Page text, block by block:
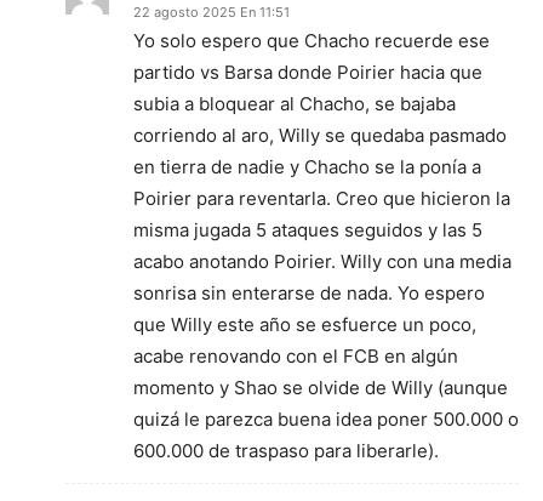
22 agosto 2025 En 11:51
Yo solo espero que Chacho recuerde ese
partido vs Barsa donde Poirier hacia que
subia a bloquear al Chacho, se bajaba
corriendo al aro, Willy se quedaba pasmado
en tierra de nadie y Chacho se la ponía a
Poirier para reventarla. Creo que hicieron la
misma jugada 5 ataques seguidos y las 5
acabo anotando Poirier. Willy con una media
sonrisa sin enterarse de nada. Yo espero
que Willy este año se esfuerce un poco,
acabe renovando con el FCB en algún
momento y Shao se olvide de Willy (aunque
quizá le parezca buena idea poner 500.000 o
600.000 de traspaso para liberarle).